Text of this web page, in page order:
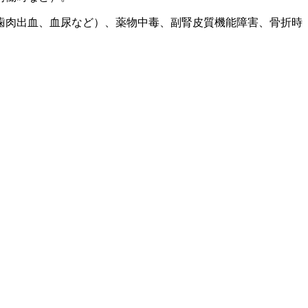
出血、血尿など）、薬物中毒、副腎皮質機能障害、骨折時